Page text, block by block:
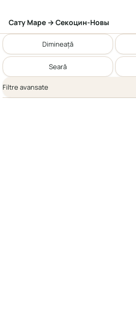
Сату Маре → Секоцин-Новы
Dimineață
Seară
Filtre avansate